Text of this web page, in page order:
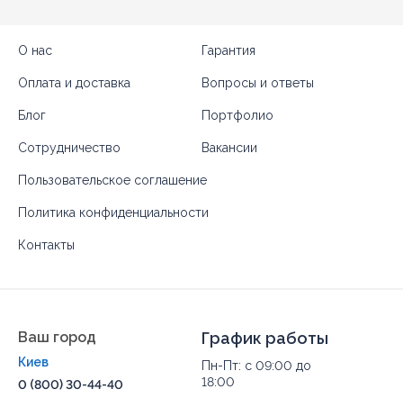
О нас Гарантия
Оплата и доставка Вопросы и ответы
Блог Портфолио
Сотрудничество Вакансии
Пользовательское соглашение
Политика конфиденциальности
Контакты
Ваш город
Киев
0 (800) 30-44-40
График работы
Пн-Пт: с 09:00 до
18:00